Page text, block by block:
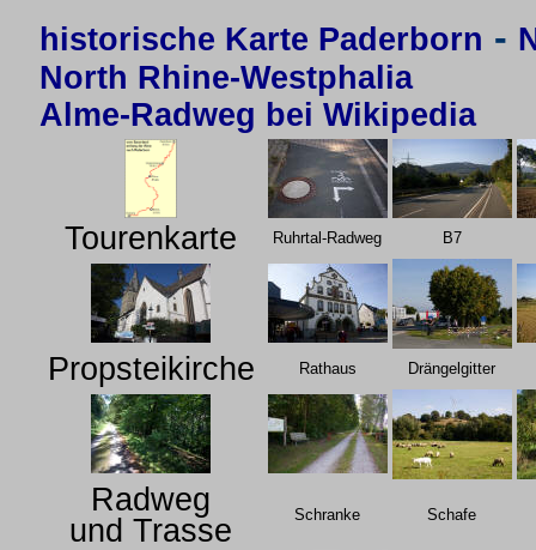
historische Karte Paderborn -
North Rhine-Westphalia
Alme-Radweg bei Wikipedia
Tourenkarte Ruhrtal-Radweg B7
Propsteikirche Rathaus Drängelgitter
Radweg
und Trasse
Schranke Schafe